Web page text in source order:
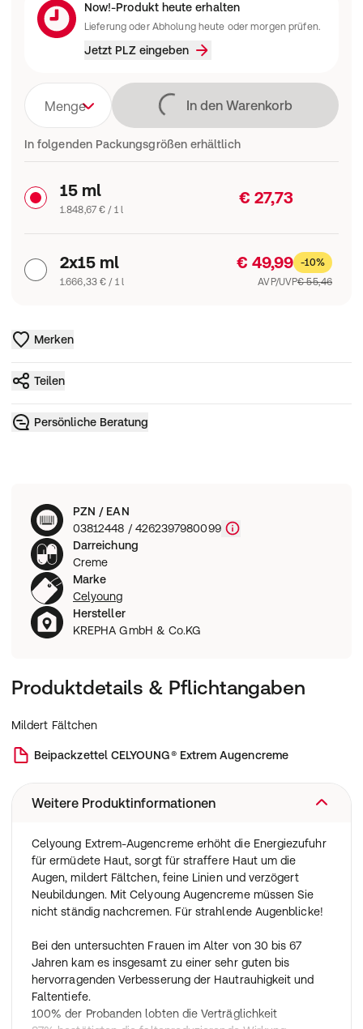
Now!-Produkt heute erhalten
Lieferung oder Abholung heute oder morgen prüfen.
Jetzt PLZ eingeben
Menge LädtIn den Warenkorb
In folgenden Packungsgrößen erhältlich
15 ml
1.848,67 € / 1 l
€ 27,73
2x15 ml
1.666,33 € / 1 l
€ 49,99
-10%
AVP/UVP€ 55,46
Merken
Teilen
Persönliche Beratung
PZN / EAN
03812448 / 4262397980099
Darreichung
Creme
Marke
Celyoung
Hersteller
KREPHA GmbH & Co.KG
Produktdetails & Pflichtangaben
Mildert Fältchen
Beipackzettel CELYOUNG® Extrem Augencreme
Weitere Produktinformationen
Celyoung Extrem-Augencreme erhöht die Energiezufuhr
für ermüdete Haut, sorgt für straffere Haut um die
Augen, mildert Fältchen, feine Linien und verzögert
Neubildungen. Mit Celyoung Augencreme müssen Sie
nicht ständig nachcremen. Für strahlende Augenblicke!
Bei den untersuchten Frauen im Alter von 30 bis 67
Jahren kam es insgesamt zu einer sehr guten bis
hervorragenden Verbesserung der Hautrauhigkeit und
Faltentiefe.
100% der Probanden lobten die Verträglichkeit